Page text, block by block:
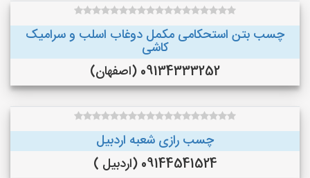
چسب بتن استحکامی مکمل دوغاب اسلب و سرامیک
کاشی
09134333252 (اصفهان)
چسب رازی شعبه اردبیل
09144541524 (اردبیل )